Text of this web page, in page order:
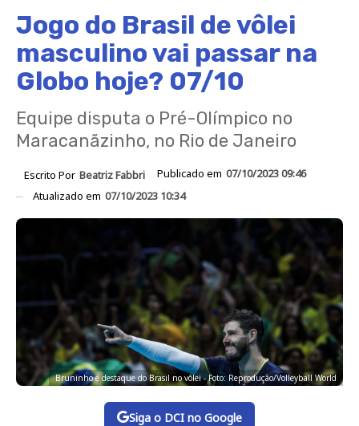
Jogo do Brasil de vôlei
masculino vai passar na
Globo hoje? 07/10
Equipe disputa o Pré-Olímpico no
Maracanãzinho, no Rio de Janeiro
Escrito Por Beatriz Fabbri Publicado em 07/10/2023 09:46
Atualizado em 07/10/2023 10:34
Bruninho é destaque do Brasil no vôlei - Foto: Reprodução/Volleyball World
Siga o DCI no Google